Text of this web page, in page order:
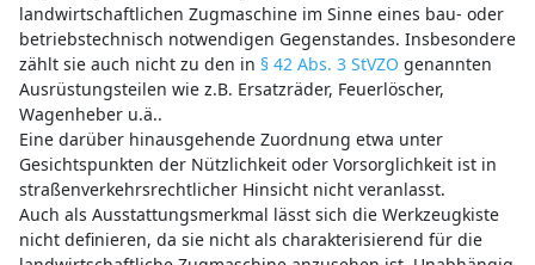
landwirtschaftlichen Zugmaschine im Sinne eines bau- oder
betriebstechnisch notwendigen Gegenstandes. Insbesondere
zählt sie auch nicht zu den in § 42 Abs. 3 StVZO genannten
Ausrüstungsteilen wie z.B. Ersatzräder, Feuerlöscher,
Wagenheber u.ä..
Eine darüber hinausgehende Zuordnung etwa unter
Gesichtspunkten der Nützlichkeit oder Vorsorglichkeit ist in
straßenverkehrsrechtlicher Hinsicht nicht veranlasst.
Auch als Ausstattungsmerkmal lässt sich die Werkzeugkiste
nicht definieren, da sie nicht als charakterisierend für die